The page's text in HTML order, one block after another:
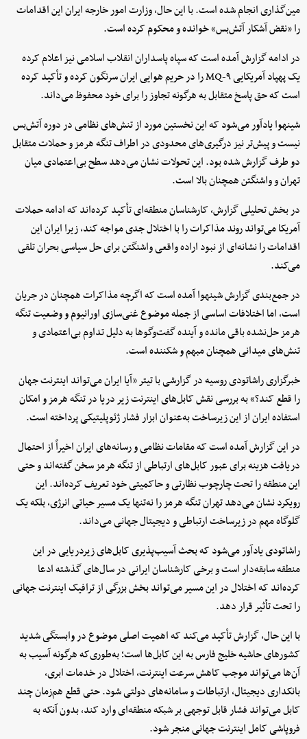
مین‌گذاری انجام شده است. با این حال، وزارت امور خارجه ایران این اقدامات
را «نقض آشکار آتش‌بس» خوانده و محکوم کرده است.
در ادامه گزارش آمده است که سپاه پاسداران انقلاب اسلامی نیز اعلام کرده
یک پهپاد آمریکایی MQ-۹ را در حریم هوایی ایران سرنگون کرده و تأکید کرده
است که حق پاسخ متقابل به هرگونه تجاوز را برای خود محفوظ می‌داند.
شینهوا یادآور می‌شود که این نخستین مورد از تنش‌های نظامی در دوره آتش‌بس
نیست و پیش‌تر نیز درگیری‌های محدودی در اطراف تنگه هرمز و حملات متقابل
دو طرف گزارش شده بود. این تحولات نشان می‌دهد سطح بی‌اعتمادی میان
تهران و واشنگتن همچنان بالا است.
در بخش تحلیلی گزارش، کارشناسان منطقه‌ای تأکید کرده‌اند که ادامه حملات
آمریکا می‌تواند روند مذاکرات را با اختلال جدی مواجه کند، زیرا ایران این
اقدامات را نشانه‌ای از نبود اراده واقعی واشنگتن برای حل سیاسی بحران تلقی
می‌کند.
در جمع‌بندی گزارش شینهوا آمده است که اگرچه مذاکرات همچنان در جریان
است، اما اختلافات اساسی از جمله موضوع غنی‌سازی اورانیوم و وضعیت تنگه
هرمز حل‌نشده باقی مانده و آینده گفت‌وگوها به دلیل تداوم بی‌اعتمادی و
تنش‌های میدانی همچنان مبهم و شکننده است.
خبرگزاری راشاتودی روسیه در گزارشی با تیتر «آیا ایران می‌تواند اینترنت جهان
را قطع کند؟» به بررسی نقش کابل‌های اینترنت زیر دریا در تنگه هرمز و امکان
استفاده ایران از این زیرساخت به‌عنوان ابزار فشار ژئوپلیتیکی پرداخته است.
در این گزارش آمده است که مقامات نظامی و رسانه‌های ایران اخیراً از احتمال
دریافت هزینه برای عبور کابل‌های ارتباطی از تنگه هرمز سخن گفته‌اند و حتی
این منطقه را تحت چارچوب نظارتی و حاکمیتی خود تعریف کرده‌اند. این
رویکرد نشان می‌دهد تهران تنگه هرمز را نه‌تنها یک مسیر حیاتی انرژی، بلکه یک
گلوگاه مهم در زیرساخت ارتباطی و دیجیتال جهانی می‌داند.
راشاتودی یادآور می‌شود که بحث آسیب‌پذیری کابل‌های زیردریایی در این
منطقه سابقه‌دار است و برخی کارشناسان ایرانی در سال‌های گذشته ادعا
کرده‌اند که اختلال در این مسیر می‌تواند بخش بزرگی از ترافیک اینترنت جهانی
را تحت تأثیر قرار دهد.
با این حال، گزارش تأکید می‌کند که اهمیت اصلی موضوع در وابستگی شدید
کشورهای حاشیه خلیج فارس به این کابل‌ها است؛ به‌طوری‌که هرگونه آسیب به
آن‌ها می‌تواند موجب کاهش سرعت اینترنت، اختلال در خدمات ابری،
بانکداری دیجیتال، ارتباطات و سامانه‌های دولتی شود. حتی قطع هم‌زمان چند
کابل می‌تواند فشار قابل توجهی بر شبکه منطقه‌ای وارد کند، بدون آنکه به
فروپاشی کامل اینترنت جهانی منجر شود.